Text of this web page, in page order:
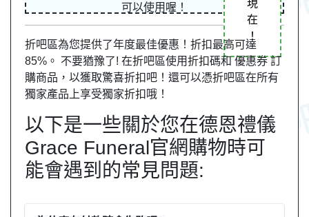
可以使用喔！
現
在
！
折吧區為您提供了年度最佳優惠！折扣最高可達
85%。 不要猶豫了! 在折吧區使用折扣碼和 優惠券 訂
購商品，以獲取驚喜折扣吧！還可以憑折吧區在所有
獨家產品上享受獨家折扣哦！
以下是一些關於您在德恩禮儀
Grace Funeral官網購物時可
能會遇到的常見問題: